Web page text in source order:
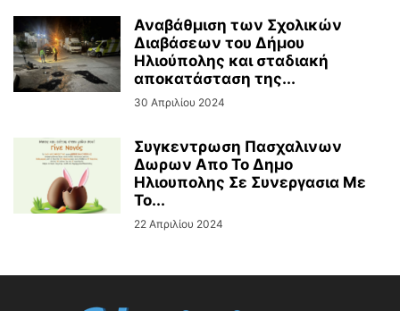
Αναβάθμιση των Σχολικών
Διαβάσεων του Δήμου
Ηλιούπολης και σταδιακή
αποκατάσταση της...
30 Απριλίου 2024
Συγκεντρωση Πασχαλινων
Δωρων Απο Το Δημο
Ηλιουπολης Σε Συνεργασια Με
Το...
22 Απριλίου 2024